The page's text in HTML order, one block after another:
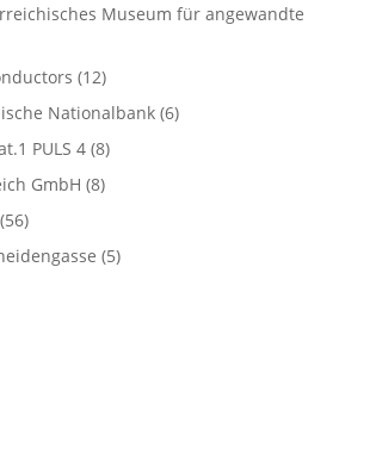
Museum für angewandte
(12)
Nationalbank(6)
PULS 4(8)
GmbH (8)
(56)
(5)